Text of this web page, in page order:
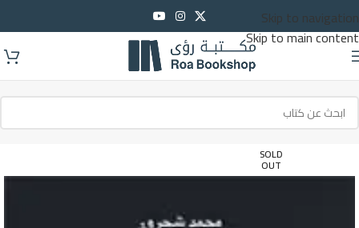
Skip to navigation
Skip to main content
SOLD
OUT